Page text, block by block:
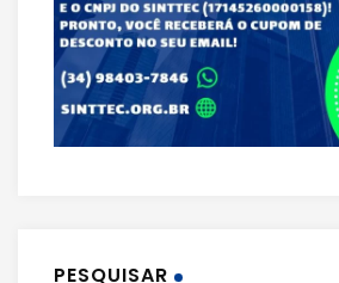
PESQUISAR